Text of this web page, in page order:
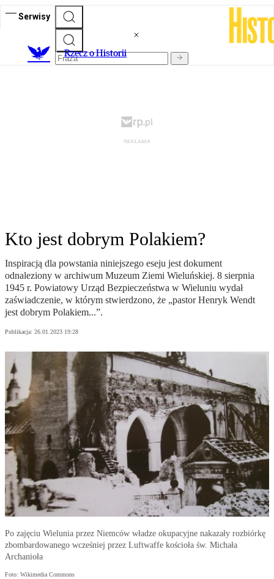
Serwisy
Rzecz o Historii
Kto jest dobrym Polakiem?
Inspiracją dla powstania niniejszego eseju jest dokument
odnaleziony w archiwum Muzeum Ziemi Wieluńskiej. 8 sierpnia
1945 r. Powiatowy Urząd Bezpieczeństwa w Wieluniu wydał
zaświadczenie, w którym stwierdzono, że „pastor Henryk Wendt
jest dobrym Polakiem...”.
Publikacja: 26.01.2023 19:28
Po zajęciu Wielunia przez Niemców władze okupacyjne nakazały rozbiórkę
zbombardowanego wcześniej przez Luftwaffe kościoła św. Michała
Archanioła
Foto: Wikimedia Commons